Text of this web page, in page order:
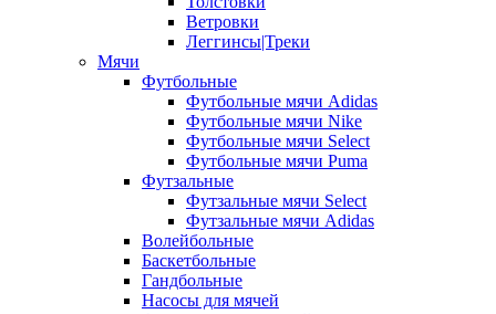
Ветровки
Леггинсы|Треки
Мячи
Футбольные
Футбольные мячи Adidas
Футбольные мячи Nike
Футбольные мячи Select
Футбольные мячи Puma
Футзальные
Футзальные мячи Select
Футзальные мячи Adidas
Волейбольные
Баскетбольные
Гандбольные
Насосы для мячей